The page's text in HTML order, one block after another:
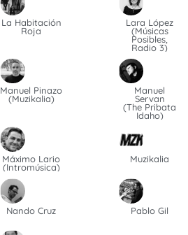
La Habitación
Roja
Lara López
(Músicas
Posibles,
Radio 3)
Manuel Pinazo
(Muzikalia)
Manuel
Servan
(The Pribata
Idaho)
Máximo Lario
(Intromúsica)
Muzikalia
Nando Cruz Pablo Gil